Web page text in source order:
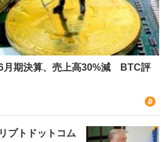
月期決算、売上高30%減 BTC評
プトドットコム